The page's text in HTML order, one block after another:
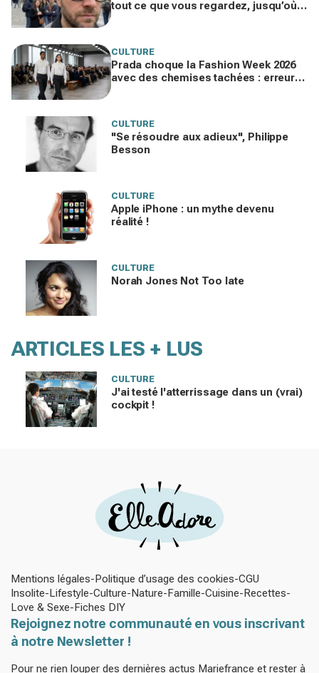
tout ce que vous regardez, jusqu’où
CULTURE
Prada choque la Fashion Week 2026
avec des chemises tachées : erreur
CULTURE
"Se résoudre aux adieux", Philippe
Besson
CULTURE
Apple iPhone : un mythe devenu
réalité !
CULTURE
Norah Jones Not Too late
ARTICLES LES + LUS
CULTURE
J'ai testé l'atterrissage dans un (vrai)
cockpit !
Mentions légales Politique d’usage des cookies CGU
Insolite Lifestyle Culture Nature Famille Cuisine Recettes
Love & Sexe Fiches DIY
Rejoignez notre communauté en vous inscrivant
à notre Newsletter !
Pour ne rien louper des dernières actus Mariefrance et rester à